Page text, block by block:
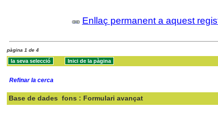
Enllaç permanent a aquest
pàgina 1 de 4
Refinar la cerca
Base de dades fons : Formulari avançat